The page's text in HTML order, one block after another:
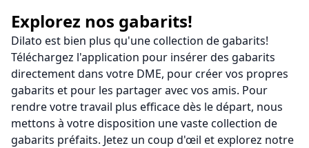
Tarifs
Télécharger
App web
S'inscrire
Explorez nos gabarits!
Dilato est bien plus qu'une collection de gabarits!
Téléchargez l'application pour insérer des gabarits
directement dans votre DME, pour créer vos propres
gabarits et pour les partager avec vos amis. Pour
rendre votre travail plus efficace dès le départ, nous
mettons à votre disposition une vaste collection de
gabarits préfaits. Jetez un coup d'œil et explorez notre